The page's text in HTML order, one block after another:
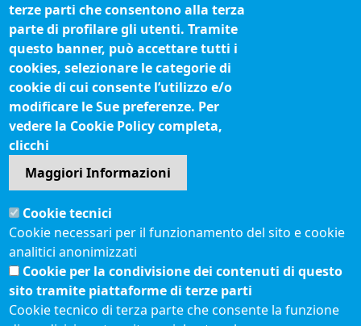
Biblioteca camerale
Fatturazione elettronica
IBAN pagamenti alla CCIAA
Questionari soddisfazione utenti
Seguici su
Sito web
Accesso riservato
Mappa del sito
Redazione
Statistiche di accesso
terze parti che consentono alla terza
parte di profilare gli utenti. Tramite
questo banner, può accettare tutti i
cookies, selezionare le categorie di
cookie di cui consente l’utilizzo e/o
modificare le Sue preferenze. Per
vedere la Cookie Policy completa,
clicchi
Maggiori Informazioni
Cookie tecnici
Cookie necessari per il funzionamento del sito e cookie
analitici anonimizzati
Cookie per la condivisione dei contenuti di questo
sito tramite piattaforme di terze parti
Cookie tecnico di terza parte che consente la funzione